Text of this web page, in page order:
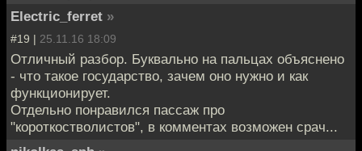
Electric_ferret »
#19 | 25.11.16 18:09
Отличный разбор. Буквально на пальцах объяснено
- что такое государство, зачем оно нужно и как
функционирует.
Отдельно понравился пассаж про
"короткостволистов", в комментах возможен срач...